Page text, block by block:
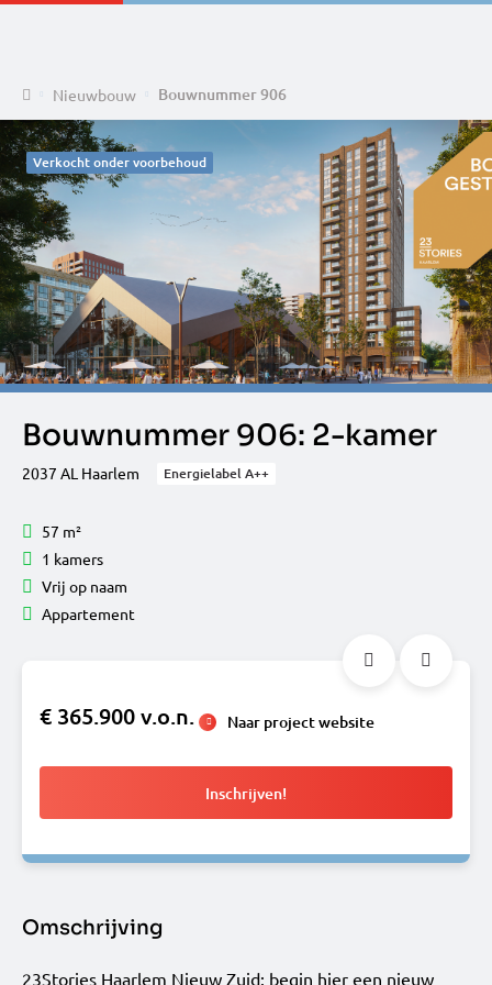
HomeNieuwbouw Bouwnummer 906
Verkocht onder voorbehoud
Bouwnummer 906: 2-kamer
2037 AL Haarlem Energielabel A++
57 m²
1 kamers
Vrij op naam
Appartement
€ 365.900 v.o.n. Naar project website
Inschrijven!
Omschrijving
23Stories Haarlem Nieuw Zuid: begin hier een nieuw